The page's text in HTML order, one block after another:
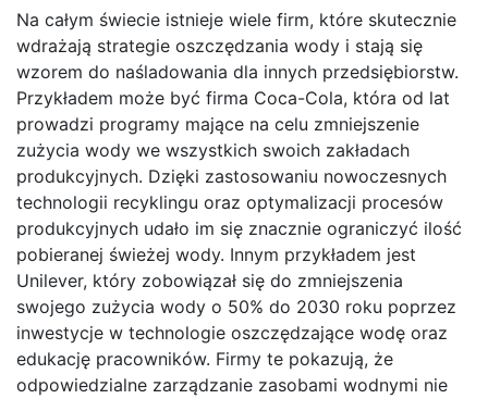
Na całym świecie istnieje wiele firm, które skutecznie
wdrażają strategie oszczędzania wody i stają się
wzorem do naśladowania dla innych przedsiębiorstw.
Przykładem może być firma Coca-Cola, która od lat
prowadzi programy mające na celu zmniejszenie
zużycia wody we wszystkich swoich zakładach
produkcyjnych. Dzięki zastosowaniu nowoczesnych
technologii recyklingu oraz optymalizacji procesów
produkcyjnych udało im się znacznie ograniczyć ilość
pobieranej świeżej wody. Innym przykładem jest
Unilever, który zobowiązał się do zmniejszenia
swojego zużycia wody o 50% do 2030 roku poprzez
inwestycje w technologie oszczędzające wodę oraz
edukację pracowników. Firmy te pokazują, że
odpowiedzialne zarządzanie zasobami wodnymi nie